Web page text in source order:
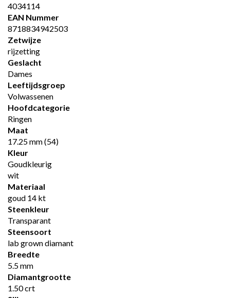
4034114
EAN Nummer
8718834942503
Zetwijze
rijzetting
Geslacht
Dames
Leeftijdsgroep
Volwassenen
Hoofdcategorie
Ringen
Maat
17.25 mm (54)
Kleur
Goudkleurig
wit
Materiaal
goud 14 kt
Steenkleur
Transparant
Steensoort
lab grown diamant
Breedte
5.5 mm
Diamantgrootte
1.50 crt